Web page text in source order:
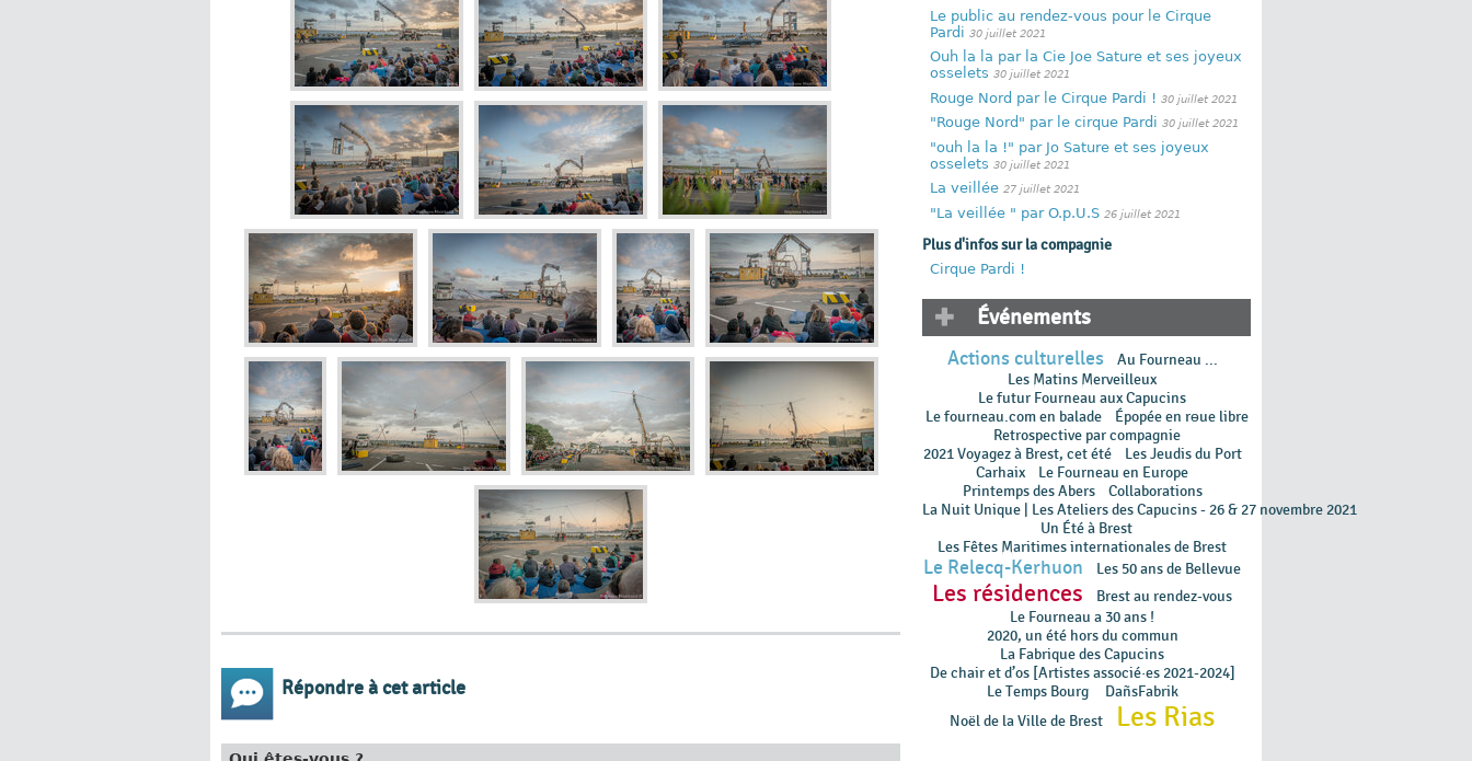
Répondre à cet article
Le public au rendez-vous pour le Cirque
Pardi 30 juillet 2021
Ouh la la par la Cie Joe Sature et ses joyeux
osselets 30 juillet 2021
Rouge Nord par le Cirque Pardi ! 30 juillet 2021
"Rouge Nord" par le cirque Pardi 30 juillet 2021
"ouh la la !" par Jo Sature et ses joyeux
osselets 30 juillet 2021
La veillée 27 juillet 2021
"La veillée " par O.p.U.S 26 juillet 2021
Plus d'infos sur la compagnie
Cirque Pardi !
Événements
Actions culturelles
Au Fourneau ...
Les Matins Merveilleux
Le futur Fourneau aux Capucins
Le fourneau.com en balade
Épopée en rɵue libre
Retrospective par compagnie
2021 Voyagez à Brest, cet été
Les Jeudis du Port
Carhaix
Le Fourneau en Europe
Printemps des Abers
Collaborations
La Nuit Unique | Les Ateliers des Capucins - 26 & 27 novembre 2021
Un Été à Brest
Les Fêtes Maritimes internationales de Brest
Le Relecq-Kerhuon Les 50 ans de Bellevue
Les résidences
Brest au rendez-vous
Le Fourneau a 30 ans !
2020, un été hors du commun
La Fabrique des Capucins
De chair et d’os [Artistes associé·es 2021-2024]
Le Temps Bourg
DañsFabrik
Noël de la Ville de Brest
Les Rias